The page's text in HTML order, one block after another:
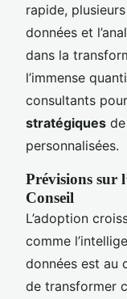
rapide,
données et
dans la
l’immense
consultants
stratégiques
personnalisées.
Prévisions sur
Conseil
L’adoption
comme
données est au
de transformer